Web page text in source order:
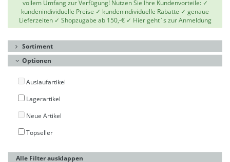
vollem Umfang zur Verfügung! Nutzen Sie Ihre Kundenvorteile: ✓
kundenindividuelle Preise ✓ kundenindividuelle Rabatte ✓ genaue
Lieferzeiten ✓ Shopzugabe ab 150,-€ ✓ Hier geht`s zur Anmeldung
Sortiment
Optionen
Auslaufartikel
Lagerartikel
Neue Artikel
Topseller
Alle Filter ausklappen